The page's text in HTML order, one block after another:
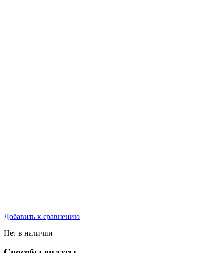
Добавить к сравнению
Нет в наличии